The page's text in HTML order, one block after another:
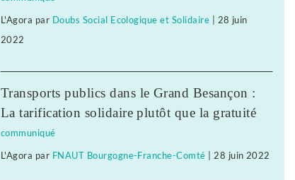
L'Agora par Doubs Social Ecologique et Solidaire
28 juin
2022
Transports publics dans le Grand Besançon :
La tarification solidaire plutôt que la gratuité
communiqué
L'Agora par FNAUT Bourgogne-Franche-Comté 28 juin 2022